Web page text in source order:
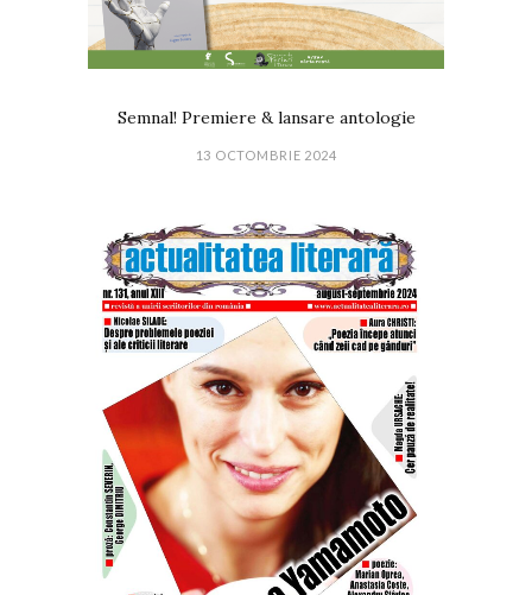
Semnal! Premiere & lansare antologie
13 OCTOMBRIE 2024